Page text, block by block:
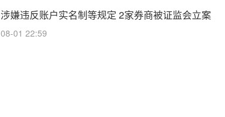
涉嫌违反账户实名制等规定 2家券商被证监会立案
08-01 22:59